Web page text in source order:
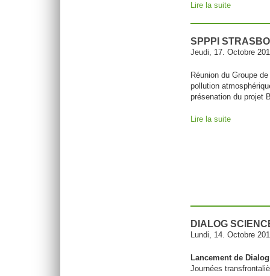
Lire la suite
SPPPI
Jeudi, 17. Octobre
Réunion du Groupe
pollution
présenation du projet
Lire la suite
DIALOG
Lundi, 14. Octobre
Lancement de
Journées